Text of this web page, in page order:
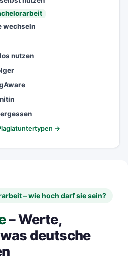
wechseln
nutzen
→
– wie hoch darf sie sein?
– Werte,
deutsche